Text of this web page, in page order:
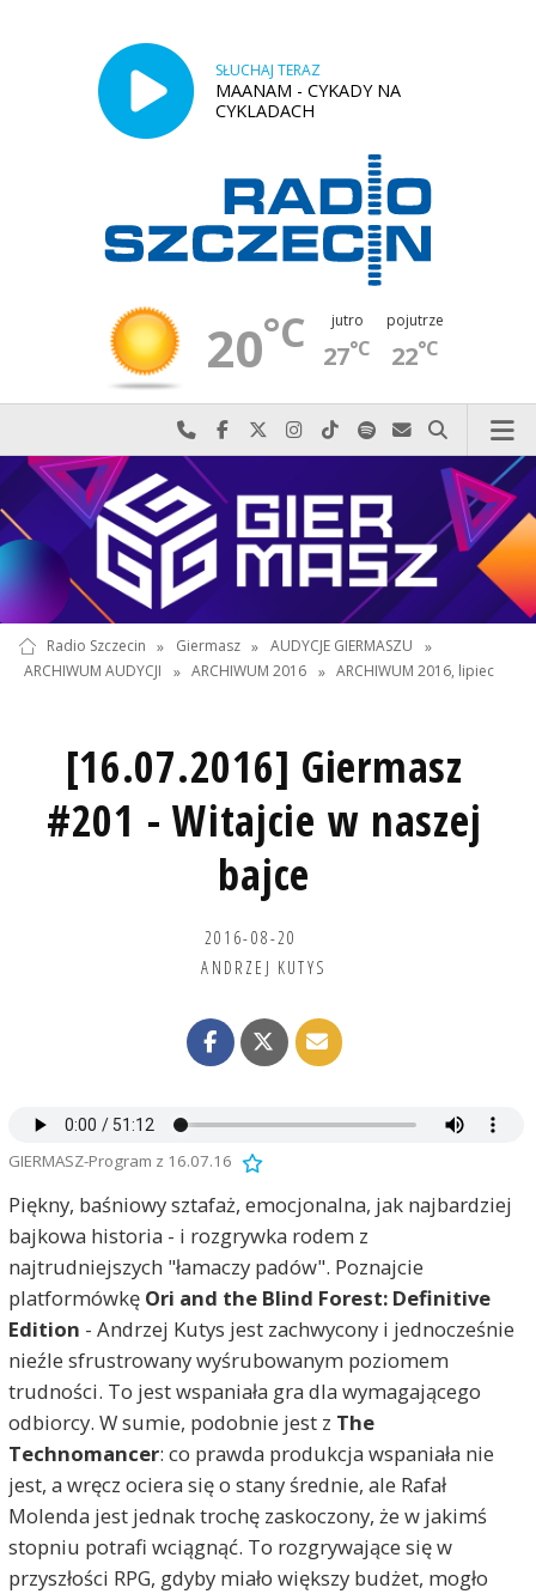
SŁUCHAJ TERAZ
MAANAM - CYKADY NA
CYKLADACH
20°C jutro
27°C
pojutrze
22°C
Najlepiej po prostu do nas zadzwoń
Odwiedź nas na Facebook-u
Odwiedź nas na X
Odwiedź nas na Instagram-ie
Odwiedź nas na TikTok-u
Szukaj nas na Spotify
Wyślij do nas
Szukaj
Radio Szczecin » Giermasz » AUDYCJE GIERMASZU
»
ARCHIWUM AUDYCJI
» ARCHIWUM 2016 » ARCHIWUM 2016, lipiec
[16.07.2016] Giermasz
#201 - Witajcie w naszej
bajce
2016-08-20
ANDRZEJ KUTYS
GIERMASZ-Program z 16.07.16
Piękny, baśniowy sztafaż, emocjonalna, jak najbardziej
bajkowa historia - i rozgrywka rodem z
najtrudniejszych "łamaczy padów". Poznajcie
platformówkę Ori and the Blind Forest: Definitive
Edition - Andrzej Kutys jest zachwycony i jednocześnie
nieźle sfrustrowany wyśrubowanym poziomem
trudności. To jest wspaniała gra dla wymagającego
odbiorcy. W sumie, podobnie jest z The
Technomancer: co prawda produkcja wspaniała nie
jest, a wręcz ociera się o stany średnie, ale Rafał
Molenda jest jednak trochę zaskoczony, że w jakimś
stopniu potrafi wciągnąć. To rozgrywające się w
przyszłości RPG, gdyby miało większy budżet, mogło